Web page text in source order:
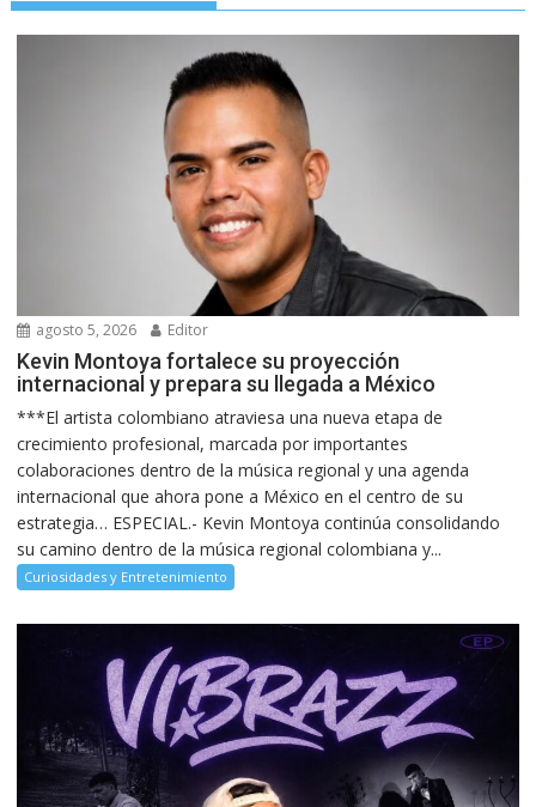
agosto 5, 2026 Editor
Kevin Montoya fortalece su proyección
internacional y prepara su llegada a México
***El artista colombiano atraviesa una nueva etapa de
crecimiento profesional, marcada por importantes
colaboraciones dentro de la música regional y una agenda
internacional que ahora pone a México en el centro de su
estrategia… ESPECIAL.- Kevin Montoya continúa consolidando
su camino dentro de la música regional colombiana y...
Curiosidades y Entretenimiento